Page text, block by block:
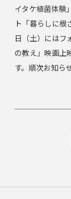
イタケ植菌体験
ト「暮らしに
日（土）には
の教え」映画上
す。順次お知ら